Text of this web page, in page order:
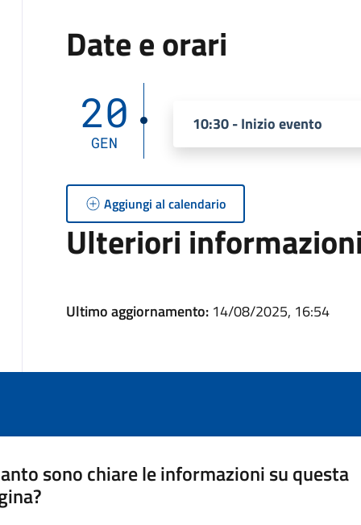
Date e orari
20
GEN
10:30 - Inizio evento
Aggiungi al calendario
Ulteriori
Ultimo aggiornamento: 14/08/2025, 16:54
sono chiare le informazioni su questa